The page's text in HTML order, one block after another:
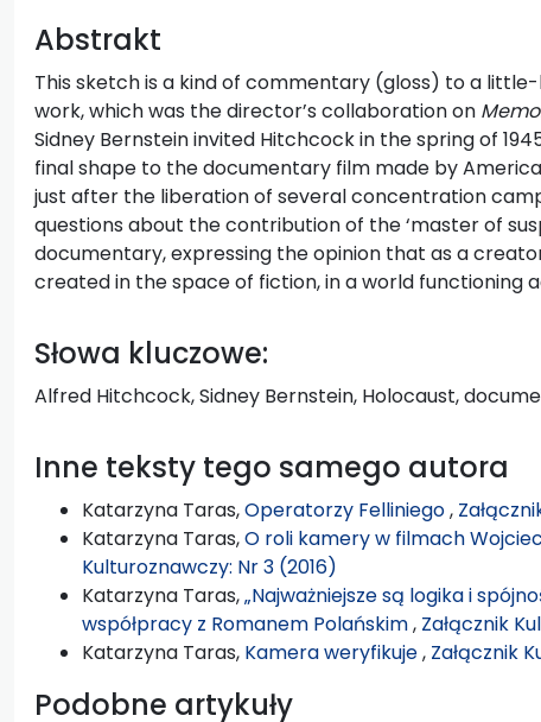
Abstrakt
This sketch is a kind of commentary (gloss) to a
work, which was the director’s collaboration on
Sidney Bernstein invited Hitchcock in the spring of
final shape to the documentary film made by
just after the liberation of several concentration
questions about the contribution of the ‘master of
documentary, expressing the opinion that as a
created in the space of fiction, in a world functioning
Słowa kluczowe:
Alfred Hitchcock, Sidney Bernstein, Holocaust,
Inne teksty tego samego autora
Katarzyna Taras,Operatorzy Felliniego,
Katarzyna Taras,O roli kamery w filmach
Kulturoznawczy: Nr 3 (2016)
Katarzyna Taras,„Najważniejsze są logika i
współpracy z Romanem Polańskim, Załącznik
Katarzyna Taras, Kamera weryfikuje, Załącznik
Podobne artykuły